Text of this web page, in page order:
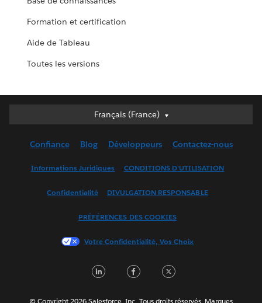
Formation et certification
Aide de Tableau
Toutes les versions
Français (France)
Français (France)
English (UK)
Français (Canada)
한국어
Português
Confiance Blog Développeurs Contactez-nous
Informations Juridiques CONDITIONS D'UTILISATION
Confidentialité DIVULGATION RESPONSABLE
PRÉFÉRENCES DES COOKIES
Votre Confidentialité, Vos Choix
LinkedInFacebook
© Copyright 2026 Salesforce, Inc. Tous droits réservés. Marques